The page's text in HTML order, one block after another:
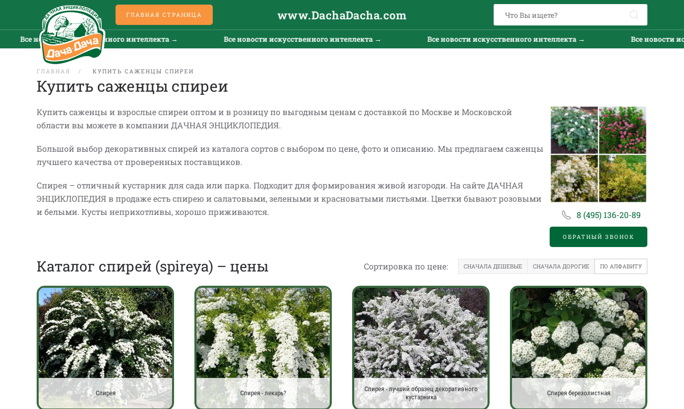
ГЛАВНАЯ СТРАНИЦА www.DachaDacha.com
интеллекта → Все новости искусственного интеллекта → Все новости искусственного интеллекта → Все новости искусственного
ГЛАВНАЯ КУПИТЬ САЖЕНЦЫ СПИРЕИ
Купить саженцы спиреи
8 (495) 136-20-89
ОБРАТНЫЙ ЗВОНОК
Купить саженцы и взрослые спиреи оптом и в розницу по выгодным ценам с доставкой по Москве и Московской
области вы можете в компании ДАЧНАЯ ЭНЦИКЛОПЕДИЯ.
Большой выбор декоративных спирей из каталога сортов с выбором по цене, фото и описанию. Мы предлагаем саженцы
лучшего качества от проверенных поставщиков.
Спирея – отличный кустарник для сада или парка. Подходит для формирования живой изгороди. На сайте ДАЧНАЯ
ЭНЦИКЛОПЕДИЯ в продаже есть спирею и салатовыми, зелеными и красноватыми листьями. Цветки бывают розовыми
и белыми. Кусты неприхотливы, хорошо приживаются.
Каталог спирей (spireya) – цены Сортировка по цене: СНАЧАЛА ДЕШЕВЫЕ СНАЧАЛА ДОРОГИЕ ПО АЛФАВИТУ
Спирея Спирея - лекарь?
Спирея - лучший образец декоративного
кустарника
Спирея березолистная